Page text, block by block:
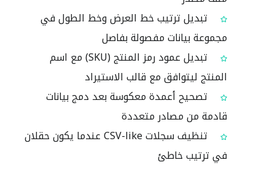
تبديل ترتيب خط العرض وخط الطول في
مجموعة بيانات مفصولة بفاصل
تبديل عمود رمز المنتج (SKU) مع اسم
المنتج ليتوافق مع قالب الاستيراد
تصحيح أعمدة معكوسة بعد دمج بيانات
قادمة من مصادر متعددة
تنظيف سجلات CSV-like عندما يكون حقلان
في ترتيب خاطئ